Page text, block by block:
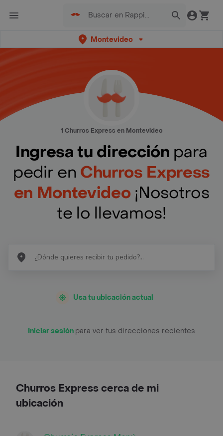
Montevideo
1 Churros Express en Montevideo
Ingresa tu dirección para
pedir en Churros Express
en Montevideo ¡Nosotros
te lo llevamos!
Usa tu ubicación actual
Iniciar sesión para ver tus direcciones recientes
Churros Express cerca de mi
ubicación